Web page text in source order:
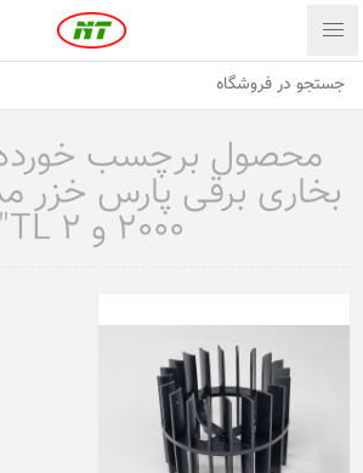
محصول برچسب خورده
2000 و TL 2"